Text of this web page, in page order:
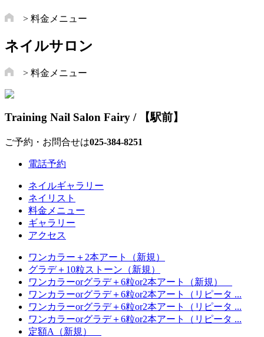
> 料金メニュー
ネイルサロン
> 料金メニュー
Training Nail Salon Fairy / 【駅前】
ご予約・お問合せは025-384‐8251
電話予約
ネイルギャラリー
ネイリスト
料金メニュー
ギャラリー
アクセス
ワンカラー＋2本アート（新規）
グラデ＋10粒ストーン（新規）
ワンカラーorグラデ＋6粒or2本アート（新規）
ワンカラーorグラデ＋6粒or2本アート（リピータ ...
ワンカラーorグラデ＋6粒or2本アート（リピータ ...
ワンカラーorグラデ＋6粒or2本アート（リピータ ...
定額A（新規）